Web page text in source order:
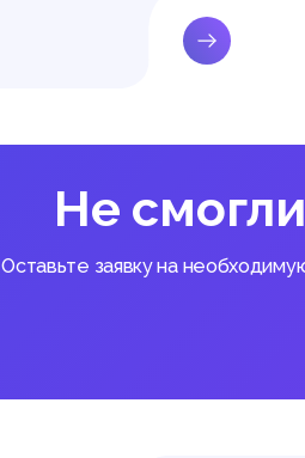
Не
Оставьте заявку на